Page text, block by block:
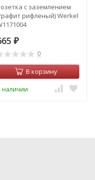
с заземлением
рифленый) Werkel
₽
0
В корзину
наличии